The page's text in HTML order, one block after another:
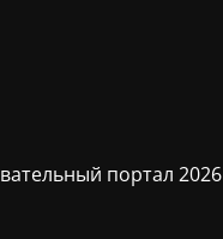
портал 2026